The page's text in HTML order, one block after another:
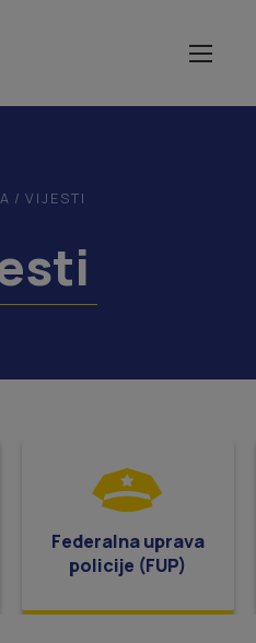
/ VIJESTI
Federalna uprava
policije (FUP)